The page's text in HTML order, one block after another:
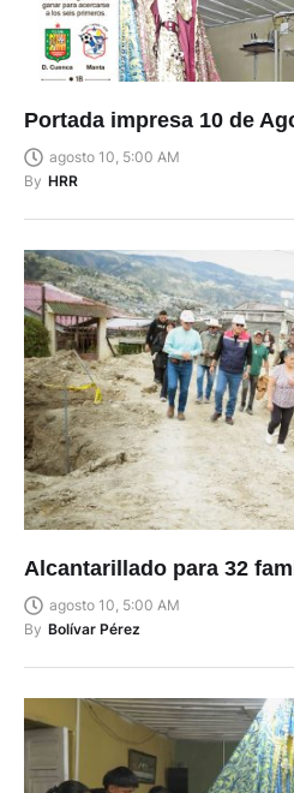
Portada impresa 10 de
agosto 10, 5:00 AM
By HRR
Alcantarillado para 32
agosto 10, 5:00 AM
By Bolívar Pérez